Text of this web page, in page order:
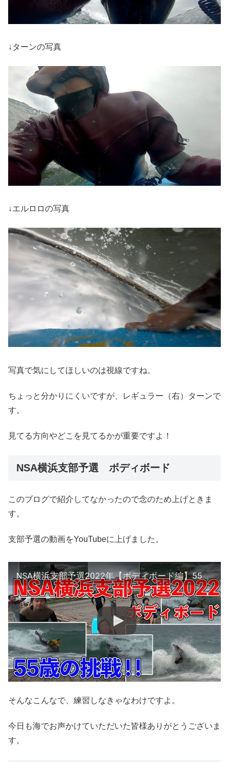
↓ターンの写真
↓エルロロの写真
写真で気にしてほしいのは視線ですね。
ちょっと分かりにくいですが、レギュラー（右）ターンで
す。
見てる方向やどこを見てるかが重要ですよ！
NSA横浜支部予選 ボディボード
このブログで紹介してなかったので念のため上げときま
す。
支部予選の動画をYouTubeに上げました。
NSA横浜支部予選2022年【ボディボード編】55歳の挑戦やいかに！？【ドルフィンズボディボード】驚きの結果が？？
そんなこんなで、練習しなきゃなわけですよ。
今日も海でお声かけていただいた皆様ありがとうございま
す。